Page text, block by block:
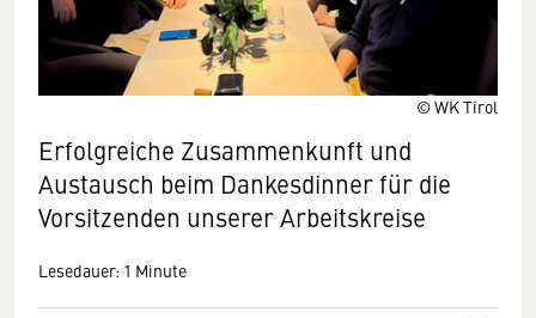
© WK Tirol
Erfolgreiche Zusammenkunft und
Austausch beim Dankesdinner für die
Vorsitzenden unserer Arbeitskreise
Lesedauer: 1 Minute